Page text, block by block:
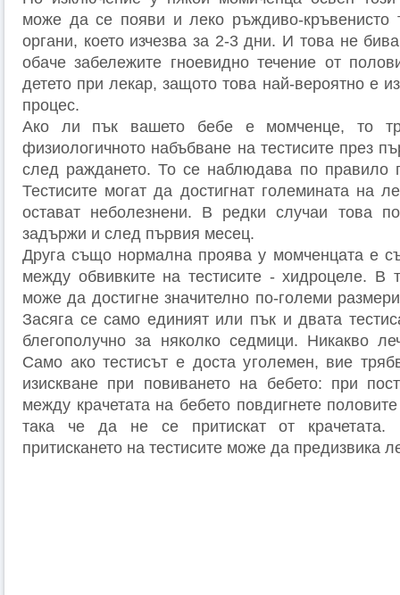
може да се появи и леко ръждиво-кръвенисто
органи, което изчезва за 2-3 дни. И това не
обаче забележите гноевидно течение от
детето при лекар, защото това най-вероятно е
процес.
Ако ли пък вашето бебе е момченце, то
физиологичното набъбване на тестисите през
след раждането. То се наблюдава по правило
Тестисите могат да достигнат големината на
остават неболезнени. В редки случаи това
задържи и след първия месец.
Друга също нормална проява у момченцата е
между обвивките на тестисите - хидроцеле. В
може да достигне значително по-големи
Засяга се само единият или пък и двата
блегополучно за няколко седмици. Никакво
Само ако тестисът е доста уголемен, вие
изискване при повиването на бебето: при
между крачетата на бебето повдигнете
така че да не се притискат от крачетата.
притискането на тестисите може да предизвика